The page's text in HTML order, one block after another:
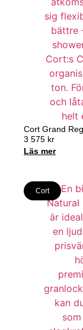
Cort Grand
3 575 kr
Läs mer
Cort